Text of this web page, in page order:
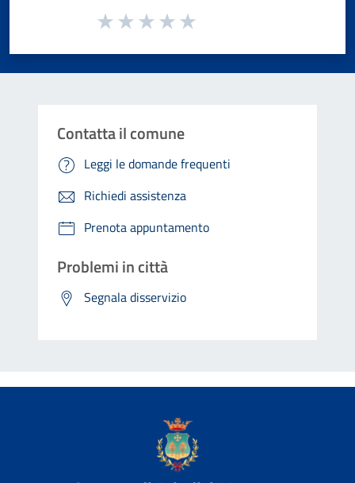
Valuta da 1 a 5 stelle la pagina
Contatta il comune
Leggi le domande frequenti
Richiedi assistenza
Prenota appuntamento
Problemi in città
Segnala disservizio